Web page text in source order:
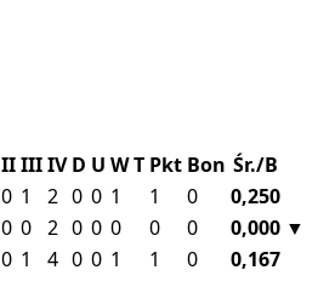
IIIIIIV D U WT Pkt Bon Śr./B
0 1 2 0 0 1 1 0
0,250
0 0 2 0 0 0 0 0 0,000 ▼
0 1 4 0 0 1 1 0
0,167